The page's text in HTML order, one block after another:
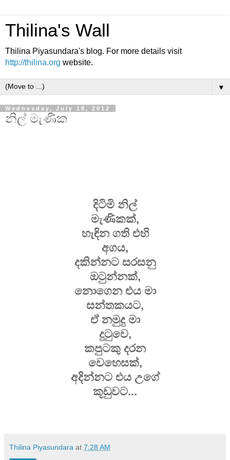
Thilina's Wall
Thilina Piyasundara's blog. For more details visit
http://thilina.org website.
▼
Wednesday, July 18, 2012
නිල් මැණික
දිටිමි නිල්
මැණිකක්,
හැඳින ගති එහි
අගය,
දකින්නට සරසනු
ඔටුන්නක්,
නොගෙන එය මා
සන්තකයට,
ඒ නමුදු මා
දුටුවෙ,
කපුටකු දරන
වෙහෙසක්,
අදින්නට එය උගේ
කූඩුවට...
Thilina Piyasundara at 7:28 AM